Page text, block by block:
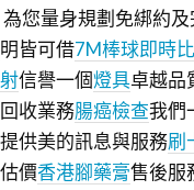
您量身規劃免綁約
明皆可借7M棒球即時
信譽一個燈具卓越品
收業務腸癌檢查我們
供美的訊息與服務刷
價香港腳藥膏售後服